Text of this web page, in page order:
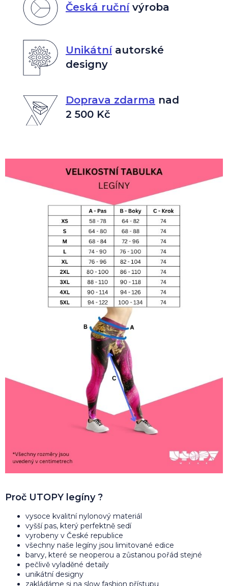
Česká ručnívýroba
Unikátníautorské
designy
Doprava zdarma nad
2 500 Kč
Proč UTOPY legíny ?
vysoce kvalitní nylonový materiál
vyšší pas, který perfektně sedí
vyrobeny v České republice
všechny naše legíny jsou limitované edice
barvy, které se neoperou a zůstanou pořád stejné
pečlivě vyladěné detaily
unikátní designy
zakládáme si na slow fashion přístupu